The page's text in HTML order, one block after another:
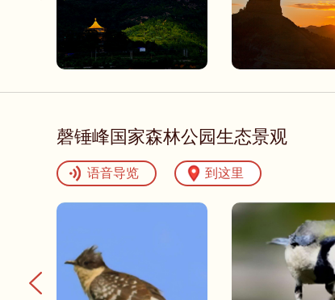
磬锤峰国家森林公园生态景观
语音导览 到这里